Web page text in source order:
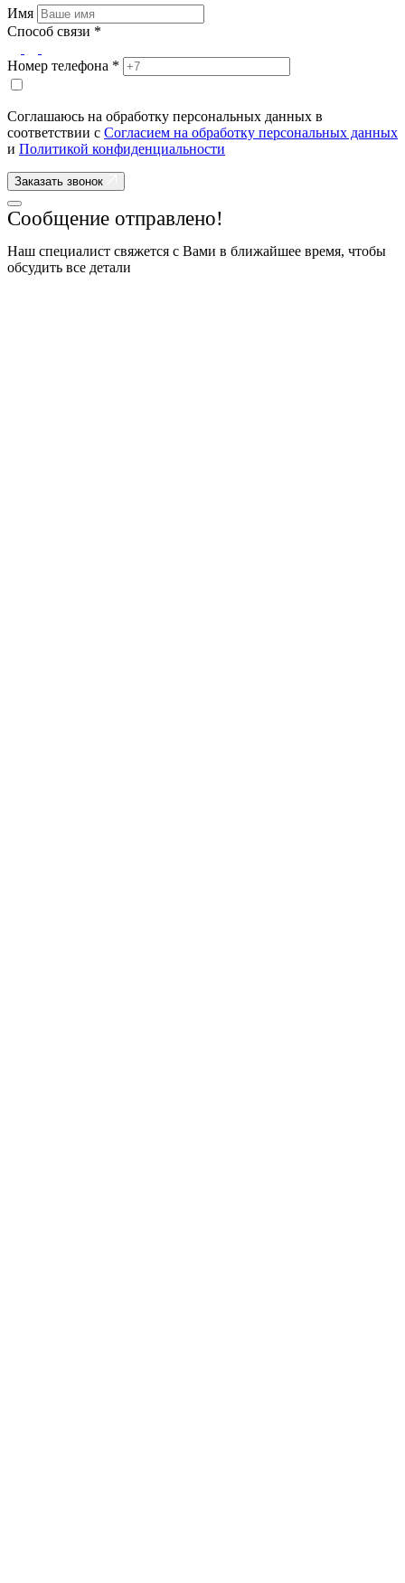
Имя
Способ связи *
Номер телефона *
Соглашаюсь на обработку персональных данных в
соответствии с Согласием на обработку персональных данных
и Политикой конфиденциальности
Заказать звонок
Сообщение отправлено!
Наш специалист свяжется с Вами в ближайшее время, чтобы
обсудить все детали